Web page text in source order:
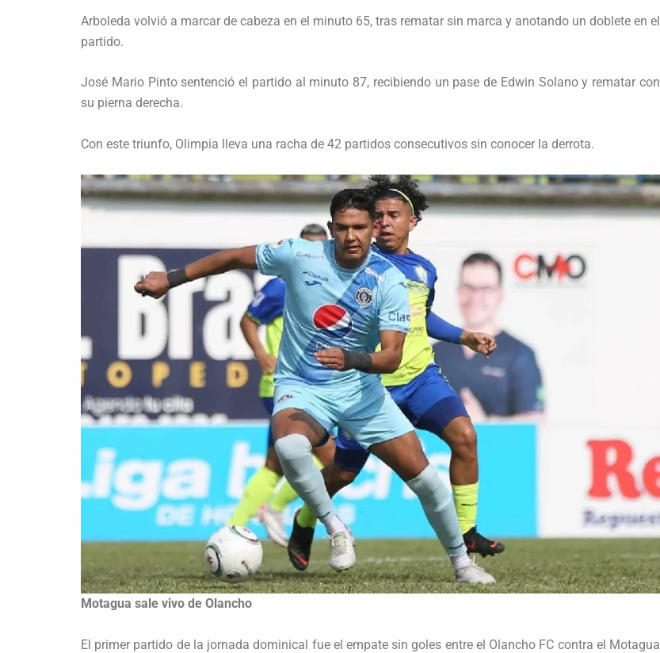
Arboleda volvió a marcar de cabeza en el minuto 65, tras rematar sin marca y anotando un doblete en el
partido.
José Mario Pinto sentenció el partido al minuto 87, recibiendo un pase de Edwin Solano y rematar con
su pierna derecha.
Con este triunfo, Olimpia lleva una racha de 42 partidos consecutivos sin conocer la derrota.
Motagua sale vivo de Olancho
El primer partido de la jornada dominical fue el empate sin goles entre el Olancho FC contra el Motagua